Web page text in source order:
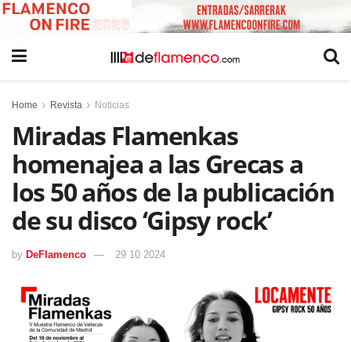
Home Revista Noticias
Miradas Flamenkas
homenajea a las Grecas a
los 50 años de la publicación
de su disco ‘Gipsy rock’
by DeFlamenco 29 10 2024